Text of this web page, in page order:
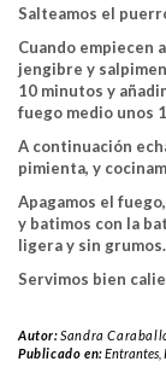
Salteamos el
Cuando empiecen
jengibre y
10 minutos y
fuego medio unos
A continuación
pimienta, y
Apagamos el
y batimos con la
ligera y sin grumos.
Servimos bien
Autor:Sandra
Publicado en:Entrantes ,